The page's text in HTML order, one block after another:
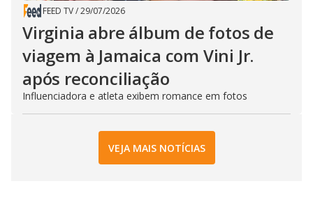
FEED TV/29/07/2026
Virginia abre álbum de fotos de
viagem à Jamaica com Vini Jr.
após reconciliação
Influenciadora e atleta exibem romance em fotos
VEJA MAIS NOTÍCIAS